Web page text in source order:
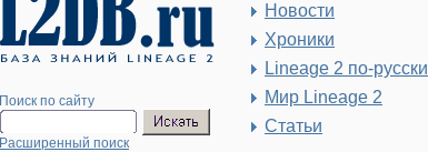
Поиск по сайту
Расширенный поиск
Новости
Хроники
Lineage 2 по-русски
Мир Lineage 2
Статьи